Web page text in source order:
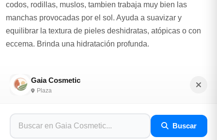
Gaia Cosmetic
Plaza
Buscar
codos, rodillas, muslos, tambien trabaja muy bien las
manchas provocadas por el sol. Ayuda a suavizar y
equilibrar la textura de pieles deshidratas, atópicas o con
eccema. Brinda una hidratación profunda.
1 Ubicacion 2 Entrega